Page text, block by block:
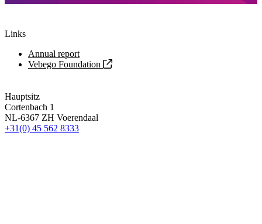
Links
Annual report
Vebego Foundation
Hauptsitz
Cortenbach 1
NL-6367 ZH Voerendaal
+31(0) 45 562 8333